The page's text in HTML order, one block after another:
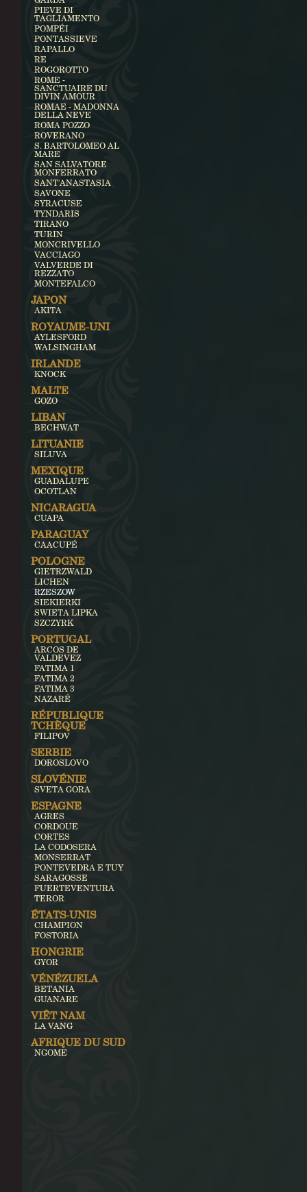
PIEVE DI
TAGLIAMENTO
POMPÉI
PONTASSIEVE
RAPALLO
RE
ROGOROTTO
ROME -
SANCTUAIRE DU
DIVIN AMOUR
ROMAE - MADONNA
DELLA NEVE
ROMA POZZO
ROVERANO
S. BARTOLOMEO AL
MARE
SAN SALVATORE
MONFERRATO
SANT'ANASTASIA
SAVONE
SYRACUSE
TYNDARIS
TIRANO
TURIN
MONCRIVELLO
VACCIAGO
VALVERDE DI
REZZATO
MONTEFALCO
JAPON
AKITA
ROYAUME-UNI
AYLESFORD
WALSINGHAM
IRLANDE
KNOCK
MALTE
GOZO
LIBAN
BECHWAT
LITUANIE
SILUVA
MEXIQUE
GUADALUPE
OCOTLAN
NICARAGUA
CUAPA
PARAGUAY
CAACUPÉ
POLOGNE
GIETRZWALD
LICHEN
RZESZOW
SIEKIERKI
SWIETA LIPKA
SZCZYRK
PORTUGAL
ARCOS DE
VALDEVEZ
FATIMA 1
FATIMA 2
FATIMA 3
NAZARÉ
RÉPUBLIQUE
TCHÈQUE
FILIPOV
SERBIE
DOROSLOVO
SLOVÉNIE
SVETA GORA
ESPAGNE
AGRES
CORDOUE
CORTES
LA CODOSERA
MONSERRAT
PONTEVEDRA E TUY
SARAGOSSE
FUERTEVENTURA
TEROR
ÉTATS-UNIS
CHAMPION
FOSTORIA
HONGRIE
GYOR
VÉNÉZUELA
BETANIA
GUANARE
VIÊT NAM
LA VANG
AFRIQUE DU SUD
NGOME